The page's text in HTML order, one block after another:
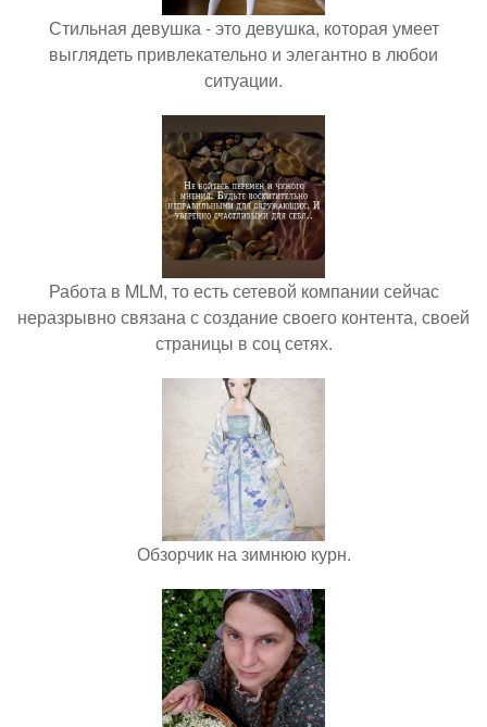
Стильная девушка - это девушка, которая умеет
выглядеть привлекательно и элегантно в любои
ситуации.
Работа в MLM, то есть сетевой компании сейчас
неразрывно связана с создание своего контента, своей
страницы в соц сетях.
Обзорчик на зимнюю курн.